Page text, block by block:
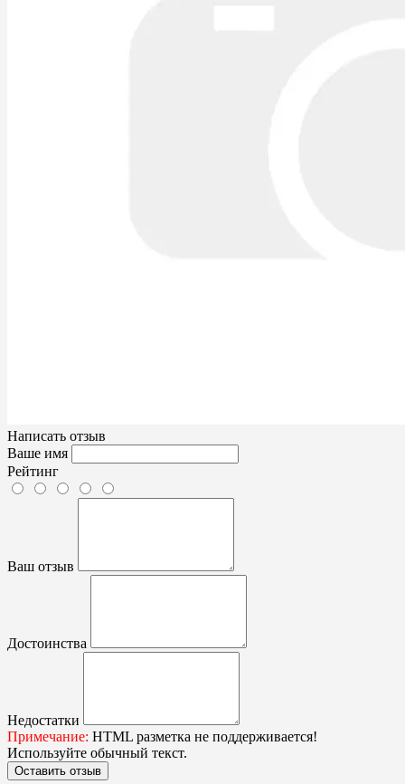
Написать отзыв
Ваше имя
Рейтинг
Ваш отзыв
Достоинства
Недостатки
Примечание: HTML разметка не поддерживается!
Используйте обычный текст.
Оставить отзыв